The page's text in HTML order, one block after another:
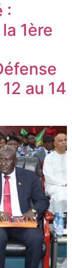
:
1ère
au 14